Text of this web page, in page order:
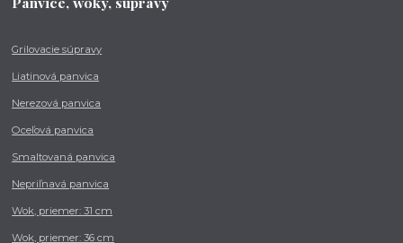
Grilovacie súpravy
Liatinová panvica
Nerezová panvica
Oceľová panvica
Smaltovaná panvica
Nepriľnavá panvica
Wok, priemer: 31 cm
Wok, priemer: 36 cm